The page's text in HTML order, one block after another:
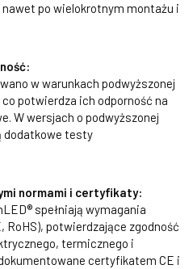
po wielokrotnym montażu i
w warunkach podwyższonej
potwierdza ich odporność na
W wersjach o podwyższonej
dodatkowe testy
normami i certyfikaty:
spełniają wymagania
RoHS), potwierdzające zgodność
termicznego i
certyfikatem CE i